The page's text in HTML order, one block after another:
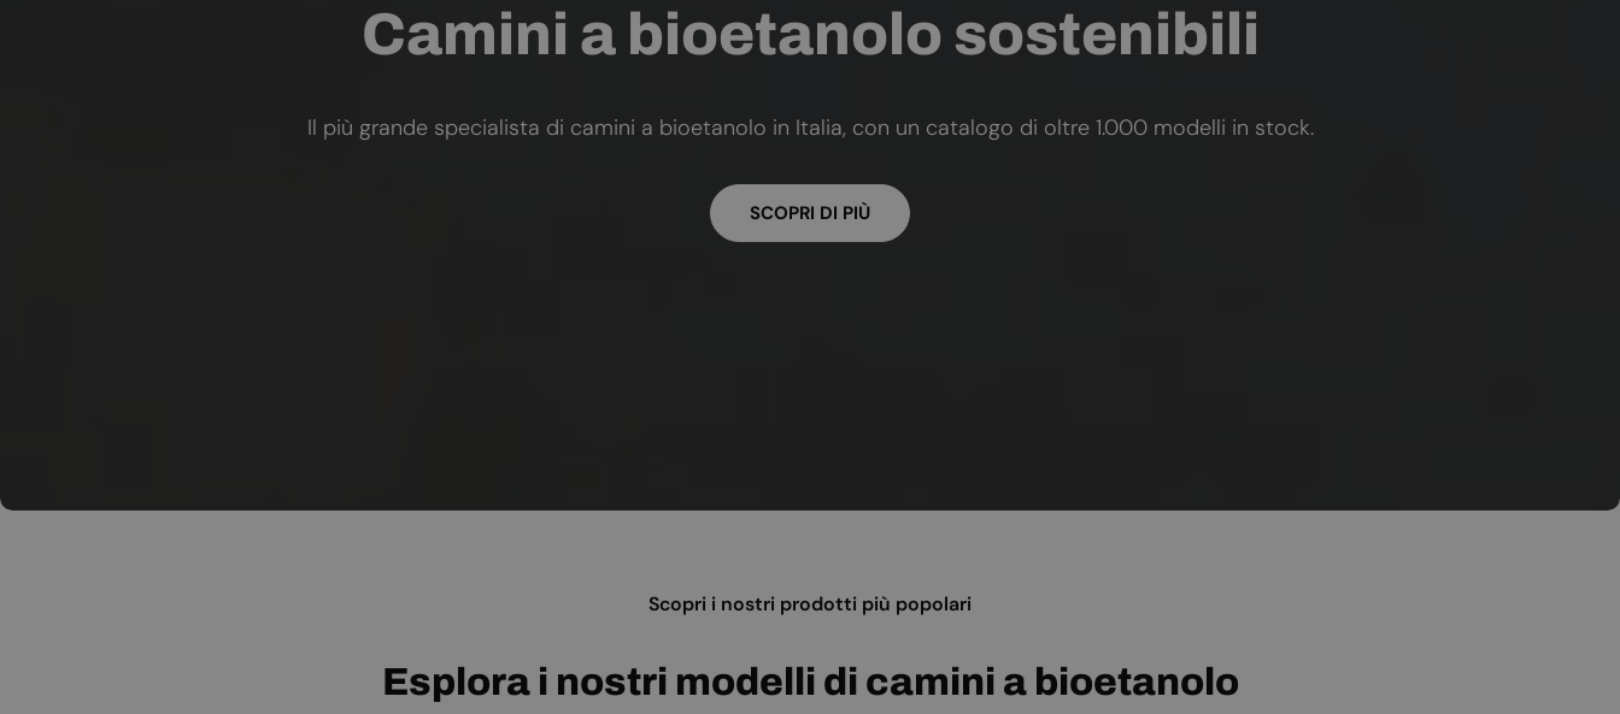
Camini a bioetanolo sostenibili
Il più grande specialista di camini a bioetanolo in Italia, con un catalogo di oltre 1.000 modelli in stock.
SCOPRI DI PIÙ
Scopri i nostri prodotti più popolari
Esplora i nostri modelli di camini a bioetanolo